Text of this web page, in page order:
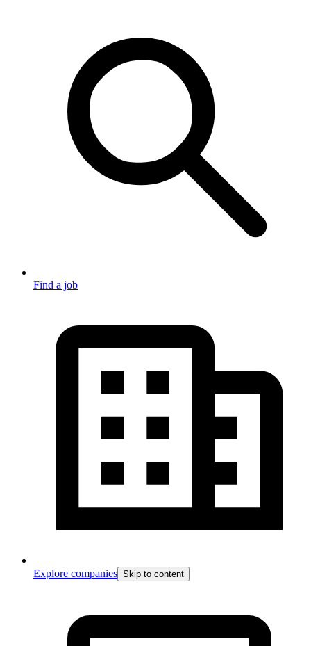
Find a job
Explore companies Skip to content